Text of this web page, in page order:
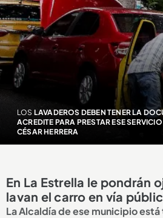
LOS LAVADEROS DEBEN TENER LA
ACREDITE PARA PRESTAR ESE
CÉSAR HERRERA
En La Estrella le pondrán
lavan el carro en vía
La Alcaldía de ese municipio